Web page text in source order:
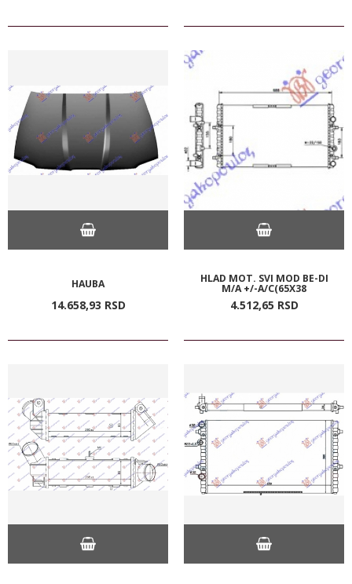
HAUBA
14.658,93 RSD
HLAD MOT. SVI MOD BE-DI
M/A +/-A/C(65X38
4.512,65 RSD